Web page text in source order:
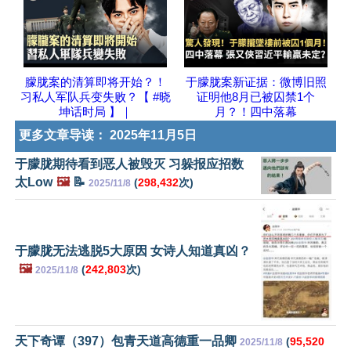
朦胧案的清算即将开始？！
习私人军队兵变失败？【 #晓
坤话时局 】｜
于朦胧案新证据：微博旧照
证明他8月已被囚禁1个
月？！四中落幕
更多文章导读： 2025年11月5日
于朦胧期待看到恶人被毁灭 习躲报应招数
太Low 🖼️📝 2025/11/8 (298,432次)
于朦胧无法逃脱5大原因 女诗人知道真凶？
🖼️ 2025/11/8 (242,803次)
天下奇谭（397）包青天道高德重一品卿 2025/11/8 (95,520